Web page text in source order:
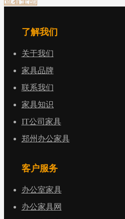
了解我们
关于我们
家具品牌
联系我们
家具知识
IT公司家具
郑州办公家具
客户服务
办公室家具
办公家具网